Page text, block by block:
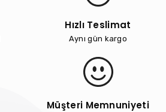
Hızlı Teslimat
Aynı gün kargo
Müşteri Memnuniyeti